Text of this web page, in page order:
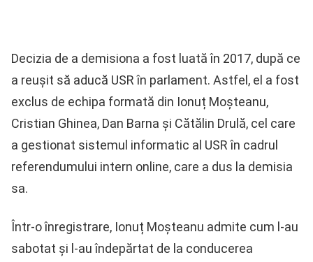
Decizia de a demisiona a fost luată în 2017, după ce
a reușit să aducă USR în parlament. Astfel, el a fost
exclus de echipa formată din Ionuț Moșteanu,
Cristian Ghinea, Dan Barna și Cătălin Drulă, cel care
a gestionat sistemul informatic al USR în cadrul
referendumului intern online, care a dus la demisia
sa.
Într-o înregistrare, Ionuț Moșteanu admite cum l-au
sabotat și l-au îndepărtat de la conducerea